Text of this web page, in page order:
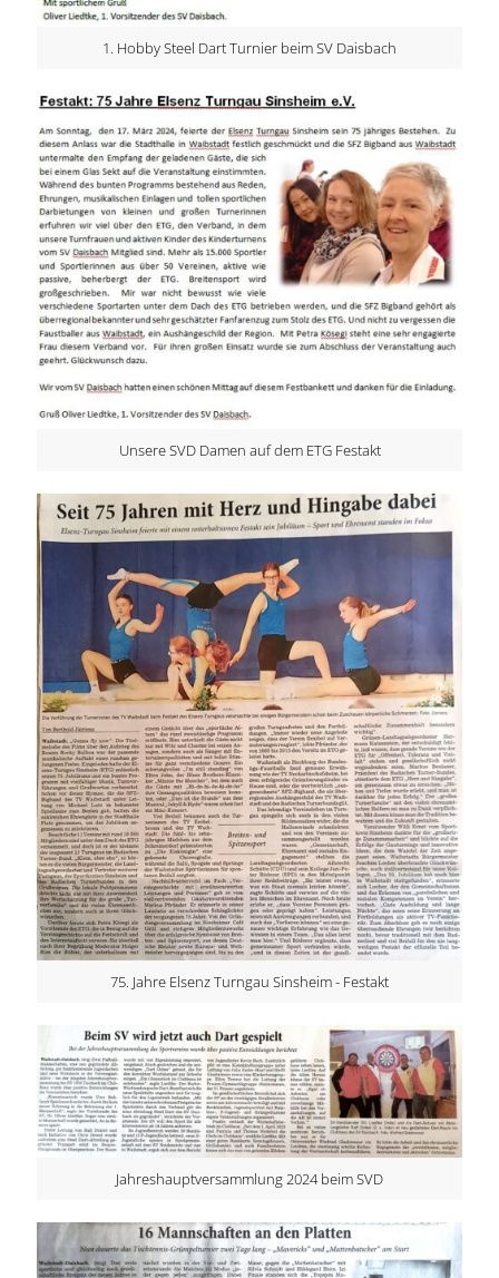
1. Hobby Steel Dart Turnier beim SV Daisbach
Unsere SVD Damen auf dem ETG Festakt
75. Jahre Elsenz Turngau Sinsheim - Festakt
Jahreshauptversammlung 2024 beim SVD